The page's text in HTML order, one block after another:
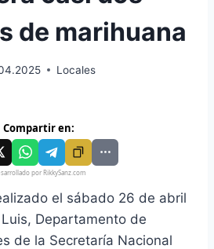
de marihuana
Locales
Compartir en:
por RikkySanz.com
el sábado 26 de abril
Departamento de
de la Secretaría Nacional